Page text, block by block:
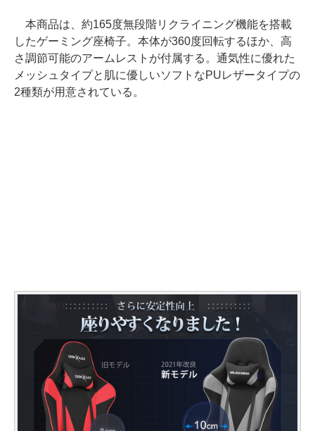
本商品は、約165度無段階リクライニング機能を搭載
したゲーミング座椅子。本体が360度回転するほか、高
さ調節可能のアームレストが付属する。通気性に優れた
メッシュタイプと肌に優しいソフトなPUレザータイプの
2種類が用意されている。